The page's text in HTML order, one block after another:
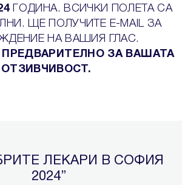
ГОДИНА. ВСИЧКИ ПОЛЕТА СА
ЩЕ ПОЛУЧИТЕ E-MAIL ЗА
НА ВАШИЯ ГЛАС.
ЗА ВАШАТА
ОТЗИВЧИВОСТ.
ЛЕКАРИ В СОФИЯ
2024”